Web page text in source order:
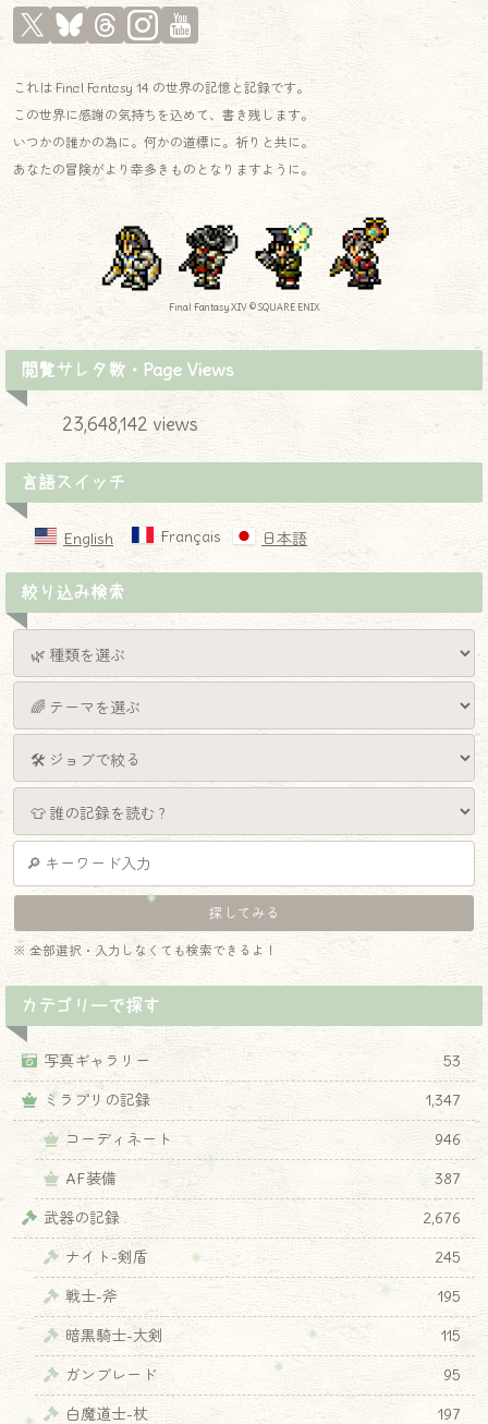
これは Final Fantasy 14 の世界の記憶と記録です。
この世界に感謝の気持ちを込めて、書き残します。
いつかの誰かの為に。何かの道標に。祈りと共に。
あなたの冒険がより幸多きものとなりますように。
Final Fantasy XIV © SQUARE ENIX
閲覧サレタ数・Page Views
23,648,142 views
言語スイッチ
English Français 日本語
絞り込み検索
※ 全部選択・入力しなくても検索できるよ！
カテゴリーで探す
写真ギャラリー
53
ミラプリの記録
1,347
コーディネート
946
AF装備
387
武器の記録
2,676
ナイト-剣盾
245
戦士-斧
195
暗黒騎士-大剣
115
ガンブレード
95
白魔道士-杖
197